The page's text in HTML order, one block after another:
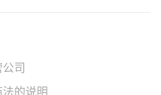
司
的说明